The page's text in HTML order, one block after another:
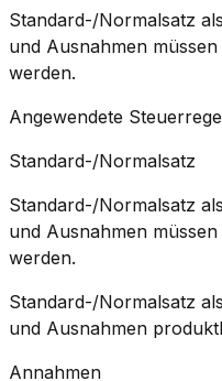
Standard-/Normalsatz
und Ausnahmen
werden.
Angewendete
Standard-/Normalsatz
Standard-/Normalsatz
und Ausnahmen
werden.
Standard-/Normalsatz
und Ausnahmen
Annahmen